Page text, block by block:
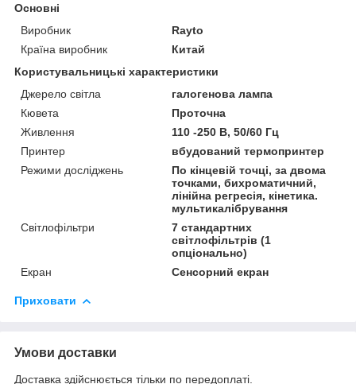
Основні
Виробник
Rayto
Країна виробник
Китай
Користувальницькі характеристики
Джерело світла
галогенова лампа
Кювета
Проточна
Живлення
110 -250 В, 50/60 Гц
Принтер
вбудований термопринтер
Режими досліджень
По кінцевій точці, за двома
точками, бихроматичний,
лінійна регресія, кінетика.
мультикалібрування
Світлофільтри
7 стандартних
світлофільтрів (1
опціонально)
Екран
Сенсорний екран
Приховати
Умови доставки
Доставка здійснюється тільки по передоплаті.